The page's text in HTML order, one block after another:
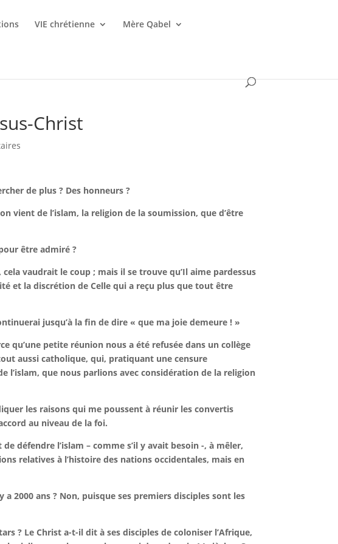
VIE chrétienne Mère Qabel
Christ
de plus ? Des honneurs ?
vient de l’islam, la religion de la soumission, que d’être
être admiré ?
vaudrait le coup ; mais il se trouve qu’Il aime pardessus
et la discrétion de Celle qui a reçu plus que tout être
jusqu’à la fin de dire « que ma joie demeure ! »
qu’une petite réunion nous a été refusée dans un collège
aussi catholique, qui, pratiquant une censure
l’islam, que nous parlions avec considération de la religion
les raisons qui me poussent à réunir les convertis
au niveau de la foi.
défendre l’islam – comme s’il y avait besoin -, à mêler,
relatives à l’histoire des nations occidentales, mais en
a 2000 ans ? Non, puisque ses premiers disciples sont les
? Le Christ a-t-il dit à ses disciples de coloniser l’Afrique,